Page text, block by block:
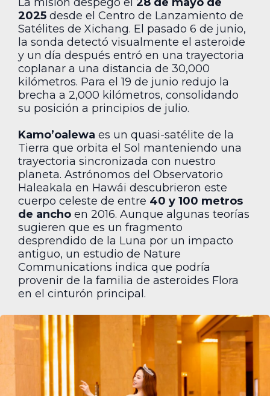
2025 desde el Centro de Lanzamiento de
Satélites de Xichang. El pasado 6 de junio,
la sonda detectó visualmente el asteroide
y un día después entró en una trayectoria
coplanar a una distancia de 30,000
kilómetros. Para el 19 de junio redujo la
brecha a 2,000 kilómetros, consolidando
su posición a principios de julio.
Kamo’oalewa es un quasi-satélite de la
Tierra que orbita el Sol manteniendo una
trayectoria sincronizada con nuestro
planeta. Astrónomos del Observatorio
Haleakala en Hawái descubrieron este
cuerpo celeste de entre 40 y 100 metros
de ancho en 2016. Aunque algunas teorías
sugieren que es un fragmento
desprendido de la Luna por un impacto
antiguo, un estudio de Nature
Communications indica que podría
provenir de la familia de asteroides Flora
en el cinturón principal.